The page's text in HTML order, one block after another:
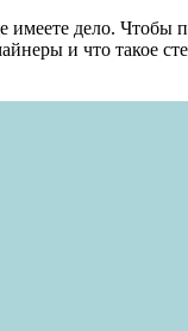
дело. Чтобы
и что